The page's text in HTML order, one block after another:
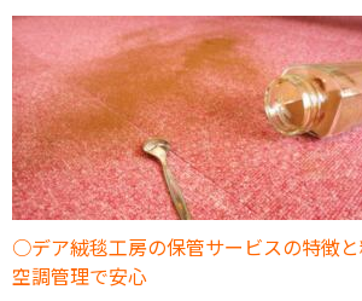
デア絨毯工房の保管サービスの特徴
空調管理で安心